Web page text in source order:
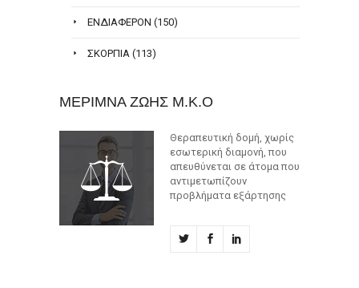
ΕΝΔΙΑΦΈΡΟΝ (150)
ΣΚΌΡΠΙΑ (113)
ΜΕΡΙΜΝΑ ΖΩΗΣ Μ.Κ.Ο
Θεραπευτική δομή, χωρίς
εσωτερική διαμονή, που
απευθύνεται σε άτομα που
αντιμετωπίζουν
προβλήματα εξάρτησης